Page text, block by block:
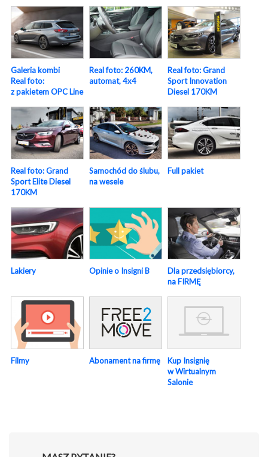
Galeria kombi
Real foto:
z pakietem OPC Line
Real foto: 260KM,
automat, 4x4
Real foto: Grand
Sport Innovation
Diesel 170KM
Real foto: Grand
Sport Elite Diesel
170KM
Samochód do ślubu,
na wesele
Full pakiet
Lakiery Opinie o Insigni B
Dla przedsiębiorcy,
na FIRMĘ
Filmy Abonament na firmę
Kup Insignię
w Wirtualnym
Salonie